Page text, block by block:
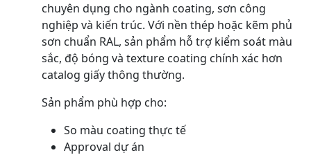
chuyên dụng cho ngành coating, sơn công
nghiệp và kiến trúc. Với nền thép hoặc kẽm phủ
sơn chuẩn RAL, sản phẩm hỗ trợ kiểm soát màu
sắc, độ bóng và texture coating chính xác hơn
catalog giấy thông thường.
Sản phẩm phù hợp cho:
So màu coating thực tế
Approval dự án